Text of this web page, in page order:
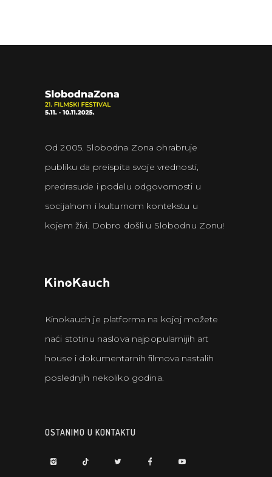
Od 2005. Slobodna Zona ohrabruje
publiku da preispita svoje vrednosti,
predrasude i podelu odgovornosti u
socijalnom i kulturnom kontekstu u
kojem živi. Dobro došli u Slobodnu Zonu!
Kinokauch je platforma na kojoj možete
naći stotinu naslova najpopularnijih art
house i dokumentarnih filmova nastalih
poslednjih nekoliko godina.
OSTANIMO U KONTAKTU